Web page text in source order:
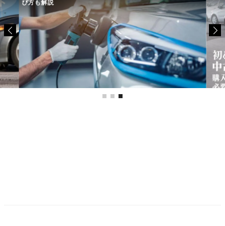
び方も解説